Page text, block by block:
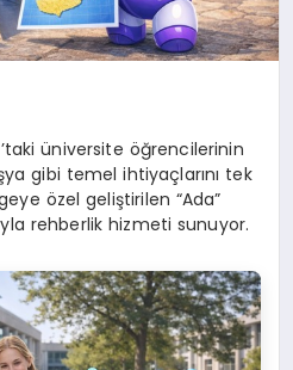
üniversite öğrencilerinin
gibi temel ihtiyaçlarını tek
özel geliştirilen “Ada”
rehberlik hizmeti sunuyor.